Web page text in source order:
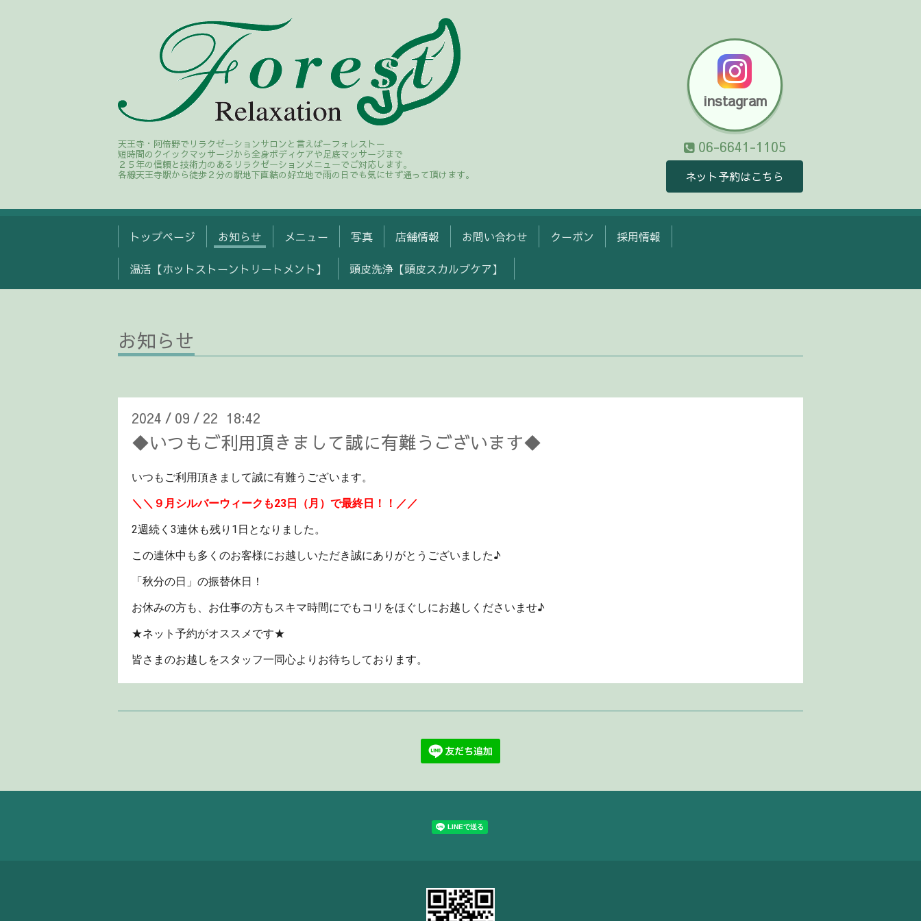
天王寺・阿倍野でリラクゼーションサロンと言えば－フォレスト－
短時間のクイックマッサージから全身ボディケアや足底マッサージまで
２５年の信頼と技術力のあるリラクゼーションメニューでご対応します。
各線天王寺駅から徒歩２分の駅地下直結の好立地で雨の日でも気にせず通って頂けます。
instagram
06-6641-1105
ネット予約はこちら
トップページ お知らせ メニュー 写真 店舗情報 お問い合わせ クーポン 採用情報
温活【ホットストーントリートメント】 頭皮洗浄【頭皮スカルプケア】
お知らせ
2024 / 09 / 22 18:42
◆いつもご利用頂きまして誠に有難うございます◆
いつもご利用頂きまして誠に有難うございます。
＼＼９月シルバーウィークも23日（月）で最終日！！／／
2週続く3連休も残り1日となりました。
この連休中も多くのお客様にお越しいただき誠にありがとうございました♪
「 秋分の日」の振替休日！
お休みの方も、お仕事の方もスキマ時間にでもコリをほぐしにお越しくださいませ♪
★ネット予約がオススメです★
皆さまのお越しをスタッフ一同心よりお待ちしております。